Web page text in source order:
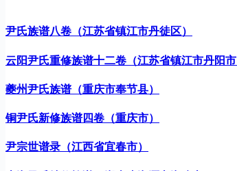
尹氏族谱八卷（江苏省镇江市丹徒区）
云阳尹氏重修族谱十二卷（江苏省镇江市丹阳市
夔州尹氏族谱（重庆市奉节县）
铜尹氏新修族谱四卷（重庆市）
尹宗世谱录（江西省宜春市）